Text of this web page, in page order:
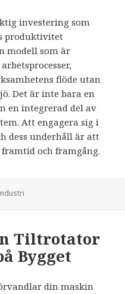
investering som
produktivitet
modell som är
flöde utan
Det är inte bara en
en integrerad del av
Att engagera sig i
dess underhåll är att
och framgång.
Tiltrotator
Bygget
din maskin